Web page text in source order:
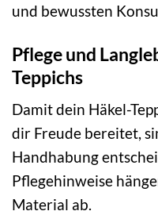
und bewussten
Pflege und
Teppichs
Damit dein Häkel-
dir Freude bereitet,
Handhabung
Pflegehinweise
Material ab.